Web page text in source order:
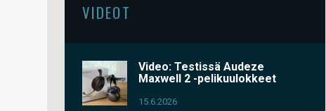
VIDEOT
Video: Testissä Audeze
Maxwell 2 -pelikuulokkeet
15.6.2026